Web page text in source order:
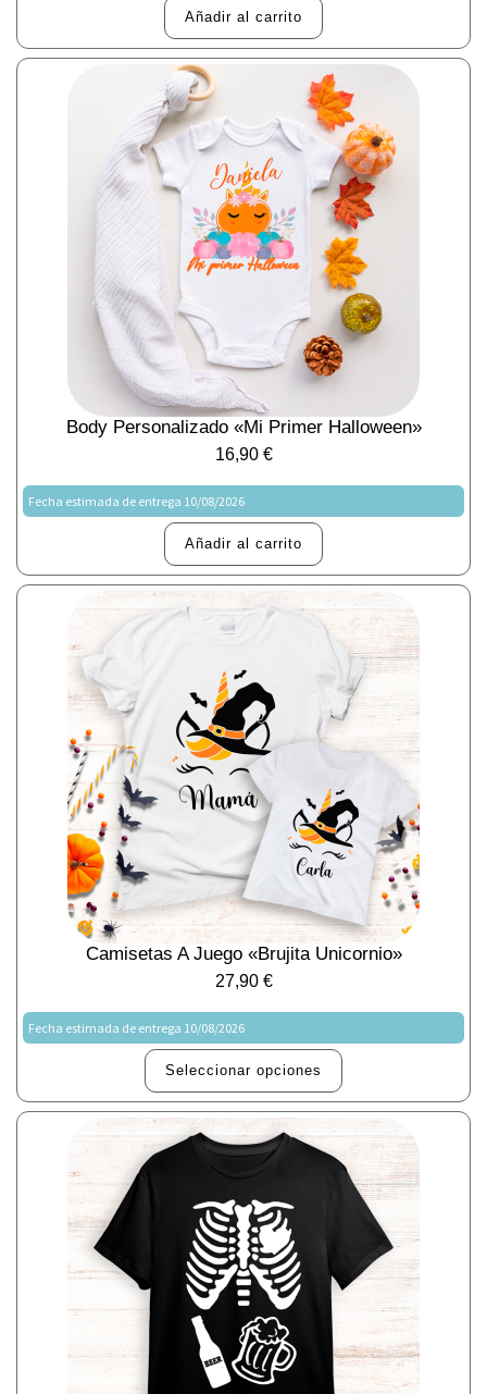
Añadir al carrito
Body Personalizado «Mi Primer Halloween»
16,90 €
Fecha estimada de entrega 10/08/2026
Añadir al carrito
Camisetas A Juego «brujita Unicornio»
27,90 €
Fecha estimada de entrega 10/08/2026
Seleccionar opciones